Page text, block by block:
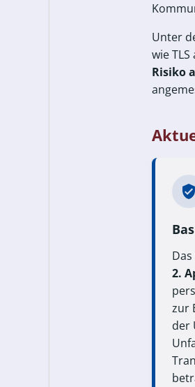
Unter
wie
Risiko
Das
2.
zur
der